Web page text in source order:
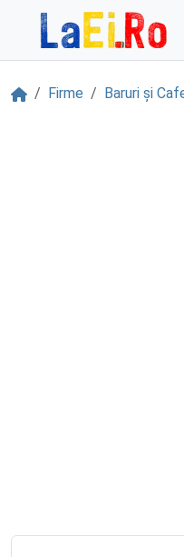
Sari la continut
AcasăFirme Baruri și